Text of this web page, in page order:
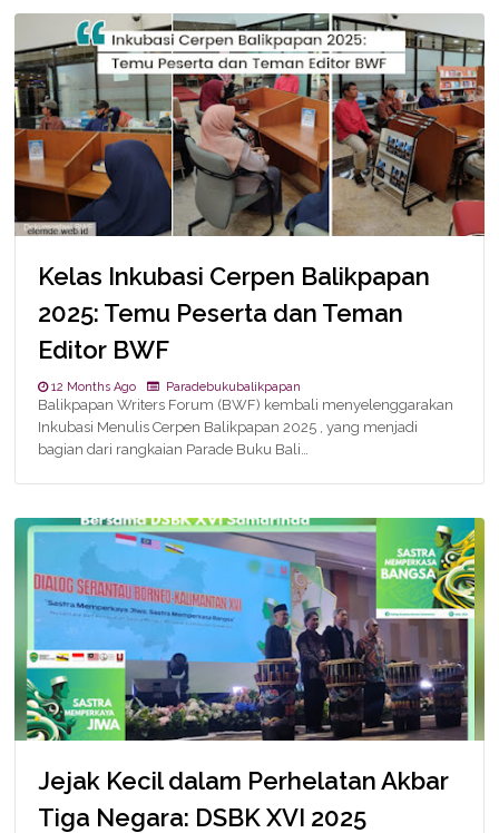
Kelas Inkubasi Cerpen Balikpapan
2025: Temu Peserta dan Teman
Editor BWF
12 Months Ago Paradebukubalikpapan
Balikpapan Writers Forum (BWF) kembali menyelenggarakan
Inkubasi Menulis Cerpen Balikpapan 2025 , yang menjadi
bagian dari rangkaian Parade Buku Bali…
Jejak Kecil dalam Perhelatan Akbar
Tiga Negara: DSBK XVI 2025